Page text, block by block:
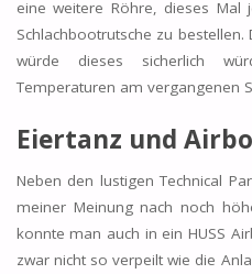
eine weitere Röhre, dieses
Schlachbootrutsche zu
würde dieses sicherlich
Temperaturen am vergangenen
Eiertanz und
Neben den lustigen Technical
meiner Meinung nach noch
konnte man auch in ein HUSS
zwar nicht so verpeilt wie die